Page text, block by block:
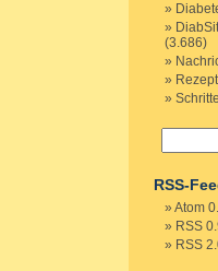
(3.686)
RSS-
Atom
RSS
RSS